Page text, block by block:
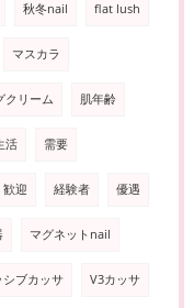
秋冬nail flat lush
マスカラ
クリーム 肌年齢
活 需要
歓迎 経験者 優遇
マグネットnail
シブカッサ V3カッサ